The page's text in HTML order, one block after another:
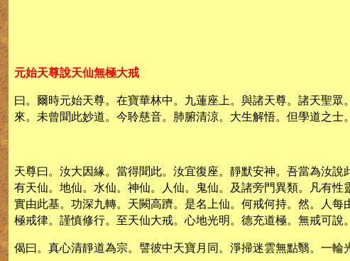
元始天尊說天仙無極大戒
曰。爾時元始天尊。在寶華林中。九蓮座上。與諸天尊。諸天聖
來。未曾聞此妙道。今聆慈音。肺腑清涼。大生解悟。但學道之
天尊曰。汝大因緣。當得聞此。汝宜復座。靜默安神。吾當為汝
有天仙。地仙。水仙。神仙。人仙。鬼仙。及諸旁門異類。凡有
實由此基。功深九轉。天闕高躋。是名上仙。何戒何持。然。人
極戒律。謹慎修行。至天仙大戒。心地光明。德充道極。無戒可說
偈曰。真心清靜道為宗。譬彼中天寶月同。淨掃迷雲無點翳。一輪